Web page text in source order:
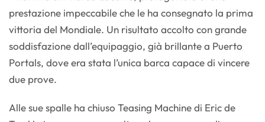
prestazione impeccabile che le ha consegnato la prima
vittoria del Mondiale. Un risultato accolto con grande
soddisfazione dall’equipaggio, già brillante a Puerto
Portals, dove era stata l’unica barca capace di vincere
due prove.
Alle sue spalle ha chiuso Teasing Machine di Eric de